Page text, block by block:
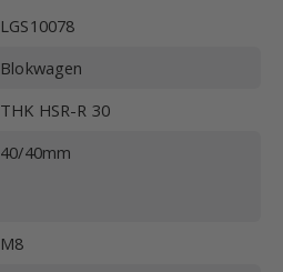
LGS10078
Blokwagen
THK HSR-R 30
40/40mm
M8